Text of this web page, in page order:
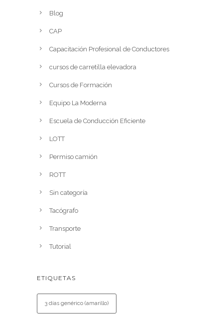
Blog
CAP
Capacitación Profesional de Conductores
cursos de carretilla elevadora
Cursos de Formación
Equipo La Moderna
Escuela de Conducción Eficiente
LOTT
Permiso camión
ROTT
Sin categoría
Tacógrafo
Transporte
Tutorial
ETIQUETAS
3 días genérico (amarillo)